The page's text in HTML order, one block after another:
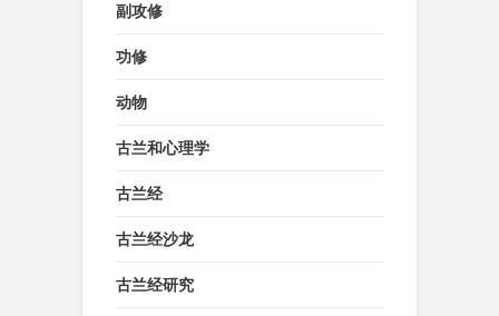
副攻修
功修
动物
古兰和心理学
古兰经
古兰经沙龙
古兰经研究